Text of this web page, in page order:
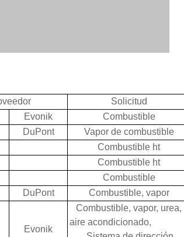
Solicitud
Evonik
Combustible
DuPont
Vapor de combustible
Combustible ht
Combustible ht
Combustible
DuPont Combustible, vapor
Evonik
Combustible, vapor, urea,
aire acondicionado,